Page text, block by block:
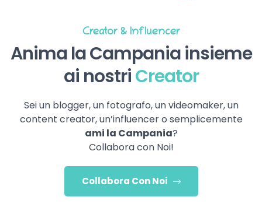
Creator & Influencer
Anima la Campania insieme
ai nostriCreator
Sei un blogger, un fotografo, un videomaker, un
content creator, un’influencer o semplicemente
ami la Campania?
Collabora con Noi!
Collabora Con Noi